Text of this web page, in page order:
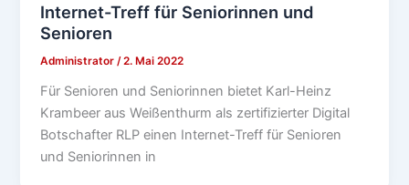
Internet-Treff für Seniorinnen und
Senioren
Administrator/2. Mai 2022
Für Senioren und Seniorinnen bietet Karl-Heinz
Krambeer aus Weißenthurm als zertifizierter Digital
Botschafter RLP einen Internet-Treff für Senioren
und Seniorinnen in